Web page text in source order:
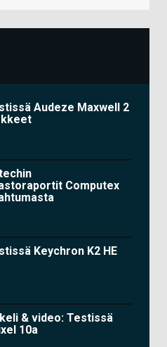
Audeze Maxwell 2
Computex
Keychron K2 HE
& video: Testissä
10a